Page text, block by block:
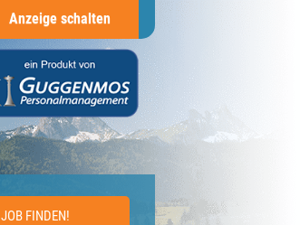
Anzeige schalten
JOB FINDEN!